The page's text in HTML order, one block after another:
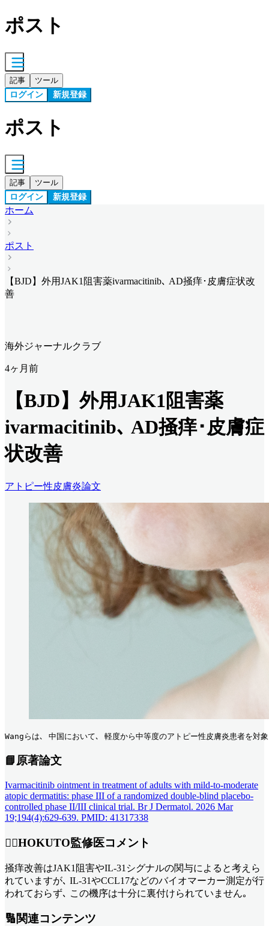
ポスト
記事 ツール
ログイン 新規登録
ポスト
記事 ツール
ログイン 新規登録
ホーム
ポスト
【BJD】外用JAK1阻害薬ivarmacitinib､ AD掻痒･皮膚症状改
善
海外ジャーナルクラブ
4ヶ月前
【BJD】外用JAK1阻害薬
ivarmacitinib､ AD掻痒･皮膚症
状改善
アトピー性皮膚炎論文
Wangらは､ 中国において､ 軽度から中等度のアトピー性皮膚炎患者
📘原著論文
Ivarmacitinib ointment in treatment of adults with mild-to-moderate
atopic dermatitis: phase III of a randomized double-blind placebo-
controlled phase II/III clinical trial. Br J Dermatol. 2026 Mar
19;194(4):629-639. PMID: 41317338
👨‍⚕️HOKUTO監修医コメント
掻痒改善はJAK1阻害やIL-31シグナルの関与によると考えら
れていますが､ IL-31やCCL17などのバイオマーカー測定が行
われておらず､ この機序は十分に裏付けられていません｡
🔢関連コンテンツ